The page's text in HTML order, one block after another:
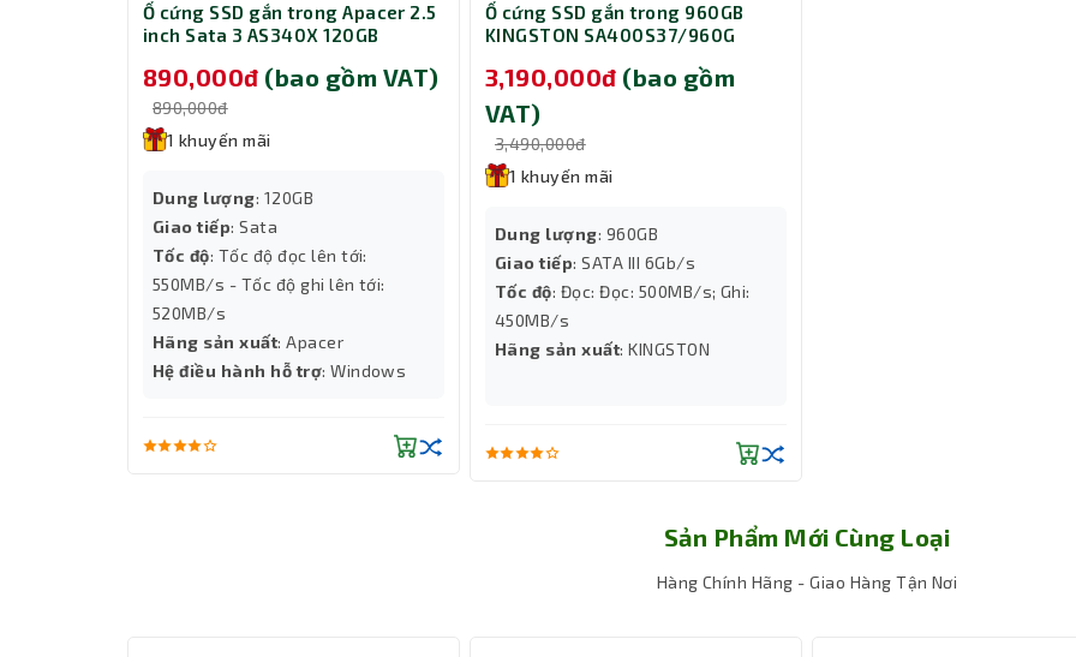
1 x (4+4) pin cho CPU
2 x PCI-E (6+2) pin cho VGA
4 cổng SATA và 2 cổng HDD (PATA)
Giúp người dùng dễ dàng lắp đặt ổ cứng SSD, HDD, ổ DVD hoặc các linh kiện cần nguồn riêng biệt.
Quạt 120mm hoạt động êm ái
Huntkey trang bị quạt tản nhiệt 120mm chonguồn máy tính
trình hoạt động. Quạt vận hành êm, không gây tiếng ồn khó chịu, phù hợp cho cả môi trường văn phòng và không
tĩnh tại nhà.
Ổ cứng SSD gắn trong Apacer 2.5
inch Sata 3 AS340X 120GB
890,000đ (bao gồm VAT)
890,000đ
1 khuyến mãi
Dung lượng: 120GB
Giao tiếp: Sata
Tốc độ: Tốc độ đọc lên tới:
550MB/s - Tốc độ ghi lên tới:
520MB/s
Hãng sản xuất: Apacer
Hệ điều hành hỗ trợ: Windows
Ổ cứng SSD gắn trong 960GB
KINGSTON SA400S37/960G
3,190,000đ (bao gồm
VAT)
3,490,000đ
1 khuyến mãi
Dung lượng: 960GB
Giao tiếp: SATA III 6Gb/s
Tốc độ: Đọc: Đọc: 500MB/s; Ghi:
450MB/s
Hãng sản xuất: KINGSTON
Sản Phẩm Mới Cùng Loại
Hàng Chính Hãng - Giao Hàng Tận Nơi